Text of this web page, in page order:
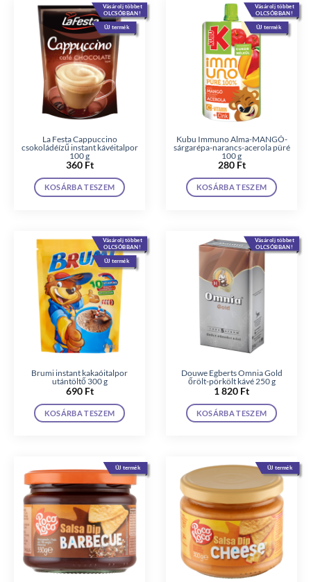
Vásárolj többet
OLCSÓBBAN!
ÚJ termék
La Festa Cappuccino
csokoládéízű instant kávéitalpor
100 g
360 Ft
KOSÁRBA TESZEM
Vásárolj többet
OLCSÓBBAN!
ÚJ termék
Kubu Immuno Alma-MANGÓ-
sárgarépa-narancs-acerola püré
100 g
280 Ft
KOSÁRBA TESZEM
Vásárolj többet
OLCSÓBBAN!
ÚJ termék
Brumi instant kakaóitalpor
utántöltő 300 g
690 Ft
KOSÁRBA TESZEM
Vásárolj többet
OLCSÓBBAN!
Douwe Egberts Omnia Gold
őrölt-pörkölt kávé 250 g
1 820 Ft
KOSÁRBA TESZEM
ÚJ termék ÚJ termék